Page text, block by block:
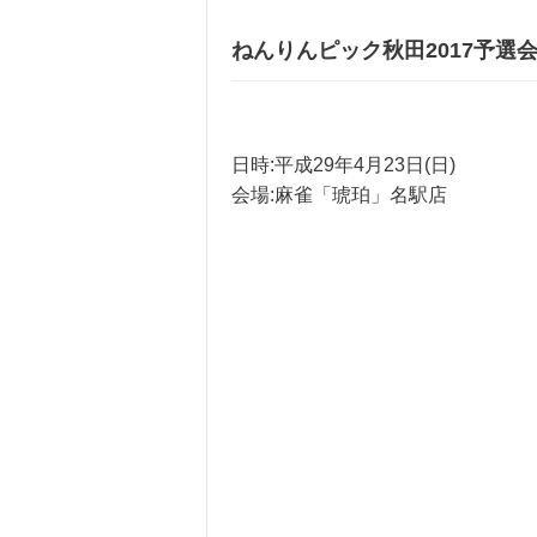
ねんりんピック秋田2017予選会
日時:平成29年4月23日(日)
会場:麻雀「琥珀」名駅店